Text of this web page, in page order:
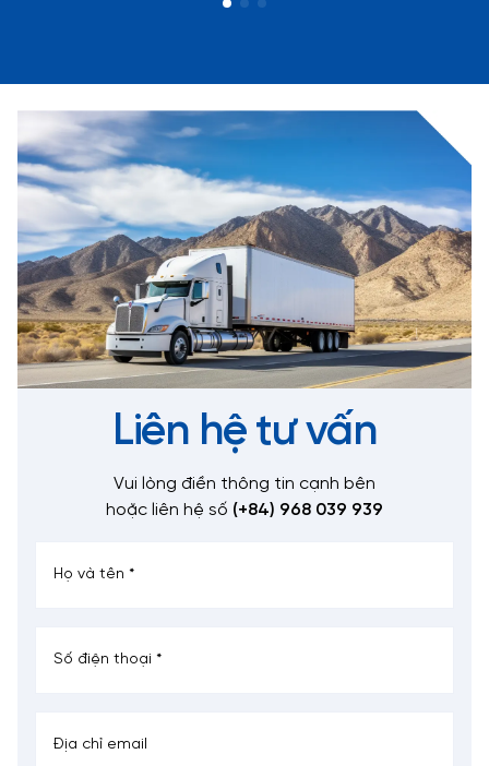
Liên hệ tư vấn
Vui lòng điền thông tin cạnh bên
hoặc liên hệ số (+84) 968 039 939